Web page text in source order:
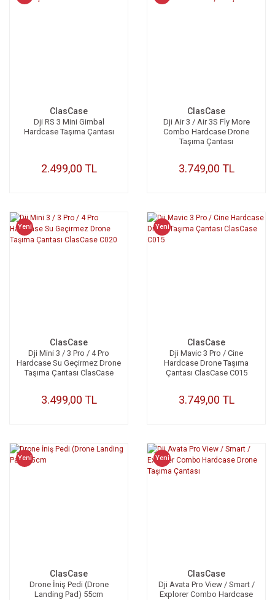
ClasCase
Dji RS 3 Mini Gimbal
Hardcase Taşıma Çantası
2.499,00 TL
ClasCase
Dji Air 3 / Air 3S Fly More
Combo Hardcase Drone
Taşıma Çantası
3.749,00 TL
Yeni
ClasCase
Dji Mini 3 / 3 Pro / 4 Pro
Hardcase Su Geçirmez Drone
Taşıma Çantası ClasCase
3.499,00 TL
Yeni
ClasCase
Dji Mavic 3 Pro / Cine
Hardcase Drone Taşıma
Çantası ClasCase C015
3.749,00 TL
Yeni
ClasCase
Drone İniş Pedi (Drone
Landing Pad) 55cm
Yeni
ClasCase
Dji Avata Pro View / Smart /
Explorer Combo Hardcase